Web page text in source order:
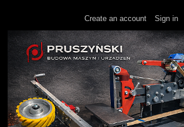
Create an account Sign in